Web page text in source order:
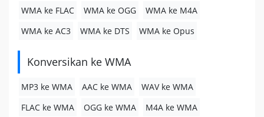
WMA ke FLAC WMA ke OGG
WMA ke M4A
WMA ke AC3
WMA ke DTS WMA ke Opus
Konversikan ke WMA
MP3 ke WMA AAC ke WMA
WAV ke WMA
FLAC ke WMA
OGG ke WMA
M4A ke WMA